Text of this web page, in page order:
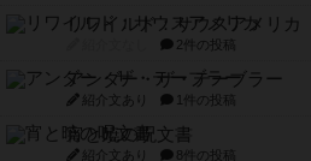
リワイルド：サウスアメリカ
2件の投稿
アンダー・ザ・テーブラー
紹介文あり 1件の投稿
宵と暁の呪文書
紹介文あり 8件の投稿